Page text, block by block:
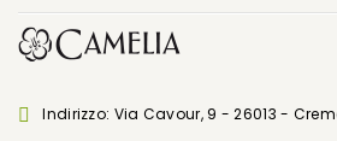
Indirizzo: Via Cavour, 9 - 26013 -